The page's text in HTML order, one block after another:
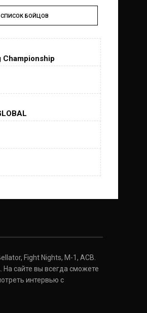
Вудли
0)
Порье
1)
Ковингтон
Кормье
1)
Диаз
СПИСОК БОЙЦОВ
Championship
Fight Nights, M-1, ACB.
сайте вы всегда сможете
интервью с